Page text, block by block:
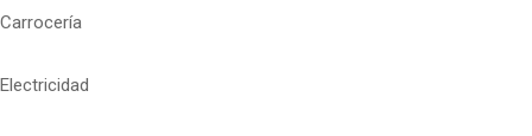
Carrocería
Electricidad